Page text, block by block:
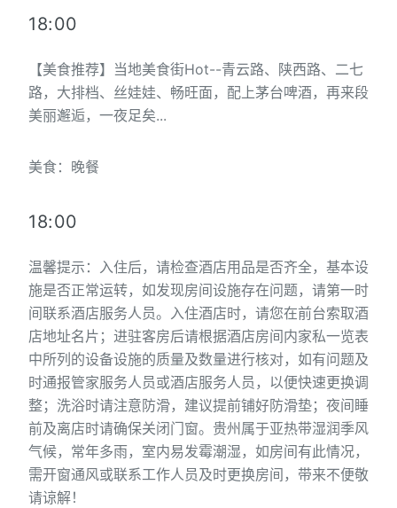
18:00
【美食推荐】当地美食街Hot--青云路、陕西路、二七
路，大排档、丝娃娃、畅旺面，配上茅台啤酒，再来段
美丽邂逅，一夜足矣...
美食：晚餐
18:00
温馨提示：入住后，请检查酒店用品是否齐全，基本设
施是否正常运转，如发现房间设施存在问题，请第一时
间联系酒店服务人员。入住酒店时，请您在前台索取酒
店地址名片；进驻客房后请根据酒店房间内家私一览表
中所列的设备设施的质量及数量进行核对，如有问题及
时通报管家服务人员或酒店服务人员，以便快速更换调
整；洗浴时请注意防滑，建议提前铺好防滑垫；夜间睡
前及离店时请确保关闭门窗。贵州属于亚热带湿润季风
气候，常年多雨，室内易发霉潮湿，如房间有此情况，
需开窗通风或联系工作人员及时更换房间，带来不便敬
请谅解！